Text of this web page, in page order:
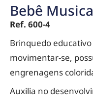
Bebê
Ref. 600-4
Brinquedo
movimentar-se,
engrenagens
Auxilia no